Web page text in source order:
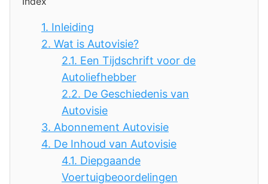
1. Inleiding
2. Wat is Autovisie?
2.1. Een Tijdschrift voor de
Autoliefhebber
2.2. De Geschiedenis van
Autovisie
3. Abonnement Autovisie
4. De Inhoud van Autovisie
4.1. Diepgaande
Voertuigbeoordelingen